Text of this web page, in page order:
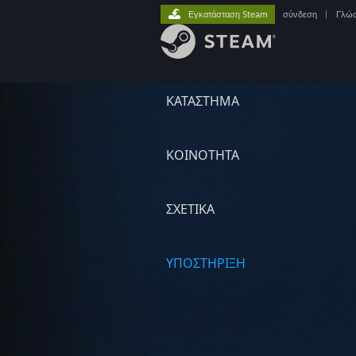
ΚΑΤΑΣΤΗΜΑ
ΚΟΙΝΟΤΗΤΑ
ΣΧΕΤΙΚΆ
ΥΠΟΣΤΗΡΙΞΗ
Εγκατάσταση Steam σύνδεση